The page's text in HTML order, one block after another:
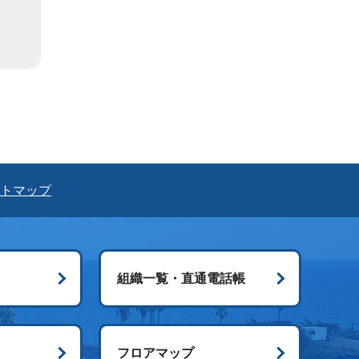
マップ
組織一覧・直通電話帳
フロアマップ